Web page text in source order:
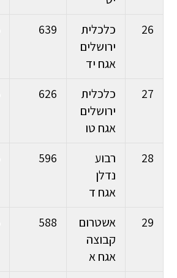
26
כלכלית
ירושלים
אגח יד
639
27
כלכלית
ירושלים
אגח טו
626
28
רבוע
נדלן
אגח ד
596
29
אשטרום
קבוצה
אגח א
588